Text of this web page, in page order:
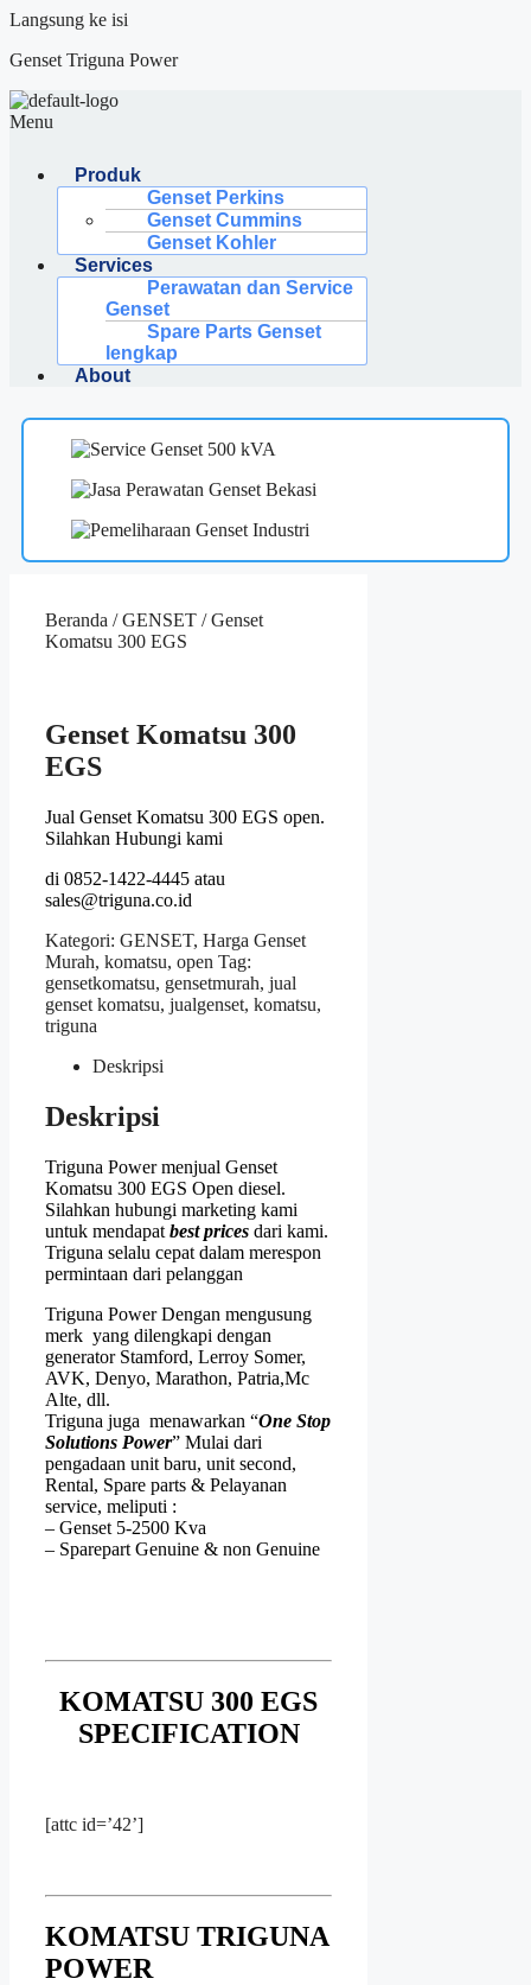
Langsung ke isi
Genset Triguna Power
Menu
Produk
Genset Perkins
Genset Cummins
Genset Kohler
Services
Perawatan dan Service
Genset
Spare Parts Genset
lengkap
About
Beranda /GENSET / Genset
Komatsu 300 EGS
Genset Komatsu 300
EGS
Jual Genset Komatsu 300 EGS open.
Silahkan Hubungi kami
di 0852-1422-4445 atau
sales@triguna.co.id
Kategori: GENSET, Harga Genset
Murah, komatsu, open Tag:
gensetkomatsu, gensetmurah, jual
genset komatsu, jualgenset, komatsu,
triguna
Deskripsi
Deskripsi
Triguna Power menjual Genset
Komatsu 300 EGS Open diesel.
Silahkan hubungi marketing kami
untuk mendapat best prices dari kami.
Triguna selalu cepat dalam merespon
permintaan dari pelanggan
Triguna Power Dengan mengusung
merk yang dilengkapi dengan
generator Stamford, Lerroy Somer,
AVK, Denyo, Marathon, Patria,Mc
Alte, dll.
Triguna juga menawarkan “One Stop
Solutions Power” Mulai dari
pengadaan unit baru, unit second,
Rental, Spare parts & Pelayanan
service, meliputi :
– Genset 5-2500 Kva
– Sparepart Genuine & non Genuine
KOMATSU 300 EGS
SPECIFICATION
[attc id=’42’]
KOMATSU TRIGUNA
POWER